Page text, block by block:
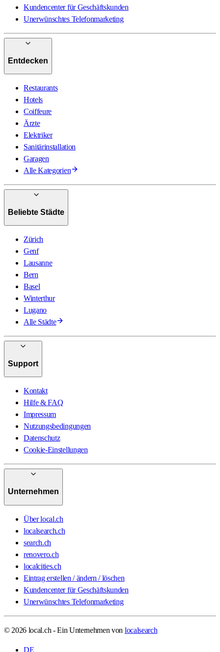
Kundencenter für Geschäftskunden
Unerwünschtes Telefonmarketing
Entdecken
Restaurants
Hotels
Coiffeure
Ärzte
Elektriker
Sanitärinstallation
Garagen
Alle Kategorien
Beliebte Städte
Zürich
Genf
Lausanne
Bern
Basel
Winterthur
Lugano
Alle Städte
Support
Kontakt
Hilfe & FAQ
Impressum
Nutzungsbedingungen
Datenschutz
Cookie-Einstellungen
Unternehmen
Über local.ch
localsearch.ch
search.ch
renovero.ch
localcities.ch
Eintrag erstellen / ändern / löschen
Kundencenter für Geschäftskunden
Unerwünschtes Telefonmarketing
© 2026 local.ch - Ein Unternehmen von localsearch
DE